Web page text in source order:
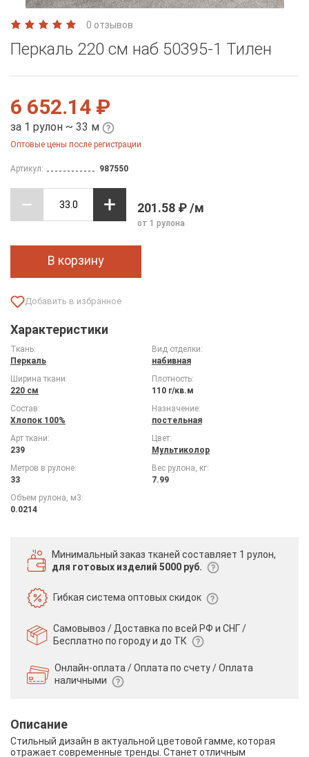
0 отзывов
Перкаль 220 см наб 50395-1 Тилен
6 652.14 ₽
за 1 рулон ~ 33 м
Оптовые цены после регистрации
Артикул: 987550
201.58 ₽ /м
от 1 рулона
В корзину
Характеристики
Ткань:
Перкаль
Вид отделки:
набивная
Ширина ткани:
220 см
Плотность:
110 г/кв.м
Состав:
Хлопок 100%
Назначение:
постельная
Арт ткани:
239
Цвет:
Мультиколор
Метров в рулоне:
33
Вес рулона, кг:
7.99
Объем рулона, м3:
0.0214
Минимальный заказ тканей составляет 1 рулон,
для готовых изделий 5000 руб.
Гибкая системаоптовых скидок
Самовывоз / Доставка по всей РФ и СНГ /
Бесплатно по городу и до ТК
Онлайн-оплата / Оплата по счету /Оплата
наличными
Описание
Стильный дизайн в актуальной цветовой гамме, которая
отражает современные тренды. Станет отличным